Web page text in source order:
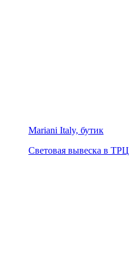
Mariani Italy, бутик
Световая вывеска в ТРЦ